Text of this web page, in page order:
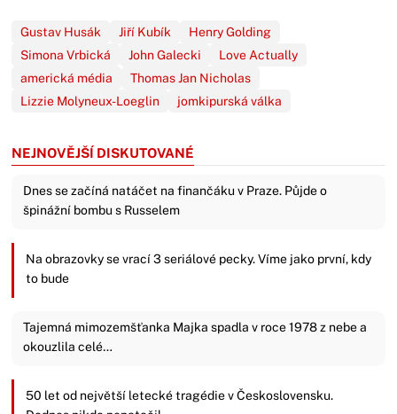
Gustav Husák Jiří Kubík
Henry Golding
Simona Vrbická
John Galecki
Love Actually
americká média
Thomas Jan Nicholas
Lizzie Molyneux-Loeglin
jomkipurská válka
NEJNOVĚJŠÍ DISKUTOVANÉ
Dnes se začíná natáčet na finančáku v Praze. Půjde o
špinážní bombu s Russelem
Na obrazovky se vrací 3 seriálové pecky. Víme jako první, kdy
to bude
Tajemná mimozemšťanka Majka spadla v roce 1978 z nebe a
okouzlila celé…
50 let od největší letecké tragédie v Československu.